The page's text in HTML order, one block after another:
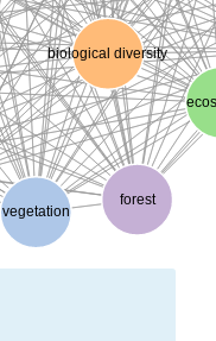
vegetation
biological diversity
forest